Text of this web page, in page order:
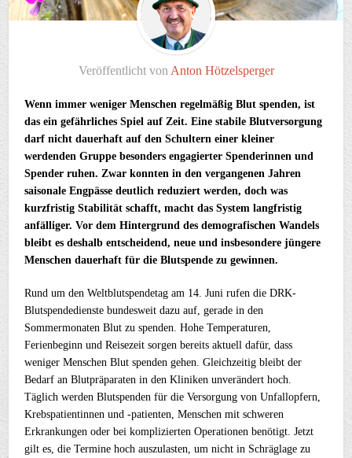
Veröffentlicht von Anton Hötzelsperger
Wenn immer weniger Menschen regelmäßig Blut spenden, ist
das ein gefährliches Spiel auf Zeit. Eine stabile Blutversorgung
darf nicht dauerhaft auf den Schultern einer kleiner
werdenden Gruppe besonders engagierter Spenderinnen und
Spender ruhen. Zwar konnten in den vergangenen Jahren
saisonale Engpässe deutlich reduziert werden, doch was
kurzfristig Stabilität schafft, macht das System langfristig
anfälliger. Vor dem Hintergrund des demografischen Wandels
bleibt es deshalb entscheidend, neue und insbesondere jüngere
Menschen dauerhaft für die Blutspende zu gewinnen.
Rund um den Weltblutspendetag am 14. Juni rufen die DRK-
Blutspendedienste bundesweit dazu auf, gerade in den
Sommermonaten Blut zu spenden. Hohe Temperaturen,
Ferienbeginn und Reisezeit sorgen bereits aktuell dafür, dass
weniger Menschen Blut spenden gehen. Gleichzeitig bleibt der
Bedarf an Blutpräparaten in den Kliniken unverändert hoch.
Täglich werden Blutspenden für die Versorgung von Unfallopfern,
Krebspatientinnen und -patienten, Menschen mit schweren
Erkrankungen oder bei komplizierten Operationen benötigt. Jetzt
gilt es, die Termine hoch auszulasten, um nicht in Schräglage zu